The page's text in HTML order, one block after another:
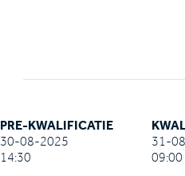
PRE-KWALIFICATIE
30-08-2025
14:30
31-
09:00